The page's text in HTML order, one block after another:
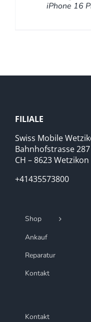
iPhone 16
FILIALE
Swiss Mobile
Bahnhofstrasse 287
CH – 8623 Wetzikon
+41435573800
Shop
Ankauf
Reparatur
Kontakt
Kontakt